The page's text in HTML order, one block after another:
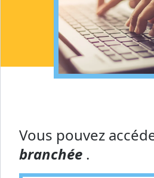
Vous pouvez
branchée .